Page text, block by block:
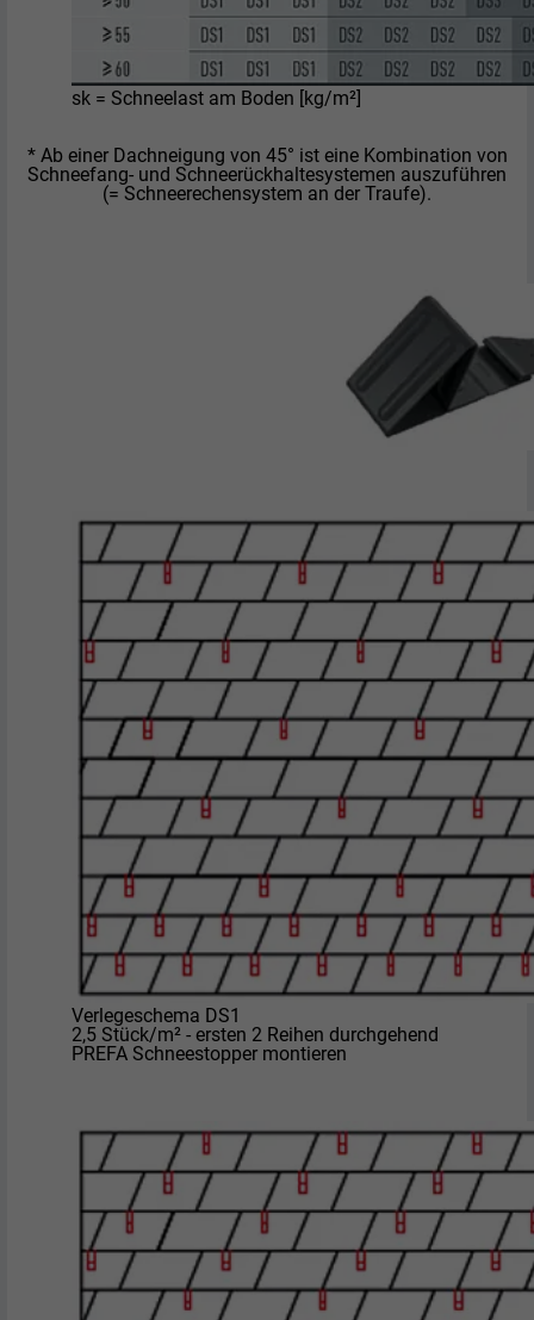
sk = Schneelast am Boden [kg/m²]
* Ab einer Dachneigung von 45° ist eine Kombination von
Schneefang- und Schneerückhaltesystemen auszuführen
(= Schneerechensystem an der Traufe).
Verlegeschema DS1
2,5 Stück/m² - ersten 2 Reihen durchgehend
PREFA Schneestopper montieren